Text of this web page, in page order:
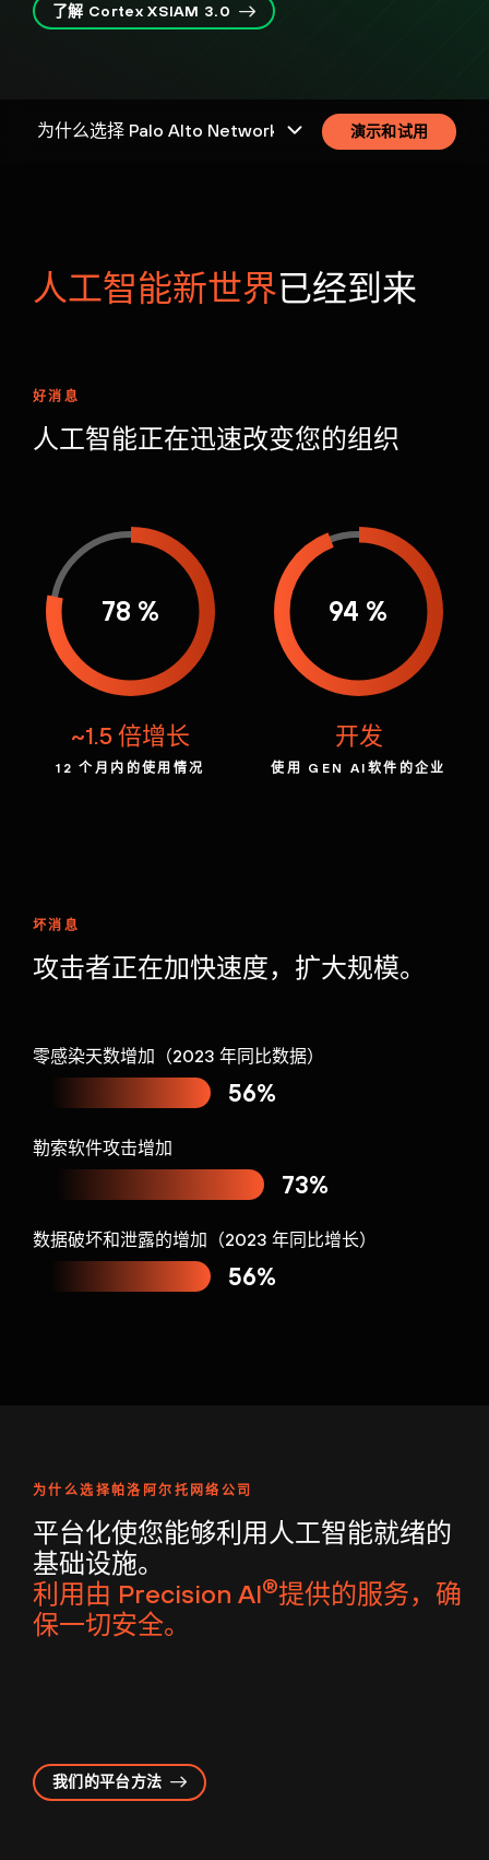
了解 Cortex XSIAM 3.0
演示和试用
人工智能新世界已经到来
好消息
人工智能正在迅速改变您的组织
78 %
~1.5 倍增长
12 个月内的使用情况
94 %
开发
使用 GEN AI 软件的企业
零感染天数增加（2023 年同比数据）
56%
勒索软件攻击增加
73%
数据破坏和泄露的增加（2023 年同比增长）
56%
坏消息
攻击者正在加快速度，扩大规模。
为什么选择帕洛阿尔托网络公司
平台化使您能够利用人工智能就绪的
基础设施。
利用由 Precision AI®提供的服务，确
保一切安全。
我们的平台方法